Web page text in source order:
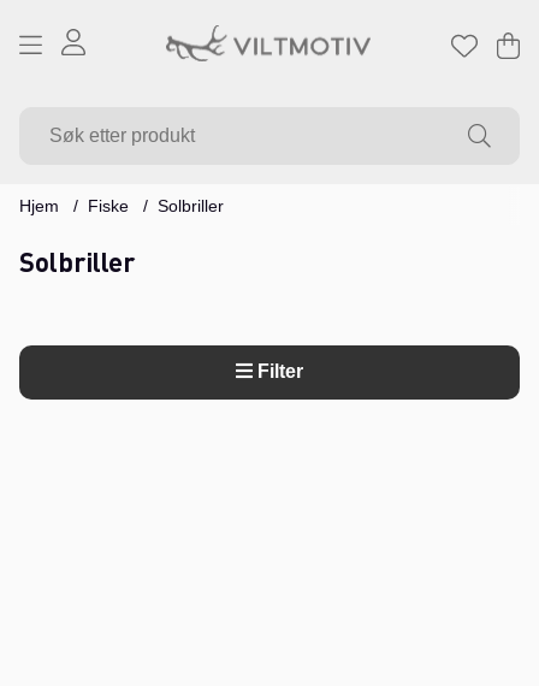
.
Hjem Fiske Solbriller
Solbriller
Filter